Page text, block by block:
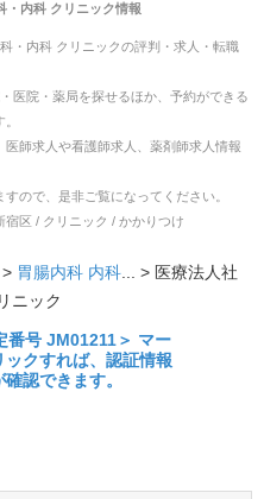
・内科 クリニック情報
・内科 クリニックの評判・求人・転職
医院・薬局を探せるほか、予約ができる
師求人や看護師求人、薬剤師求人情報
ので、是非ご覧になってください。
宿区 / クリニック / かかりつけ
> 胃腸内科 内科 ... > 医療法人社
ニック